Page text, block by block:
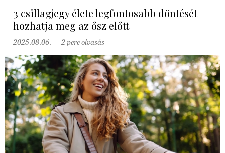
3 csillagjegy élete legfontosabb döntését
hozhatja meg az ősz előtt
2025.08.06. 2 perc olvasás